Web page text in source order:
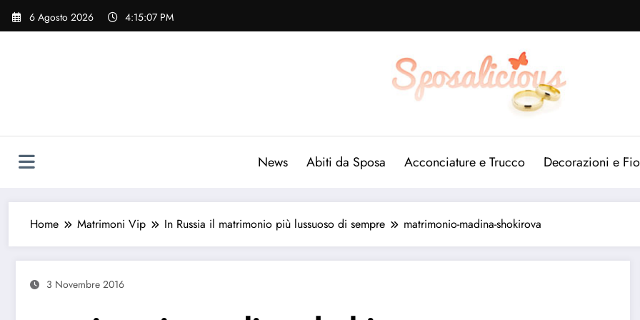
Vai
6 Agosto 2026 4:15:08 PM
News Abiti da Sposa Acconciature e Trucco Decorazioni e
Home Matrimoni Vip In Russia il matrimonio più lussuoso di sempre matrimonio-madina-shokirova
3 Novembre 2016